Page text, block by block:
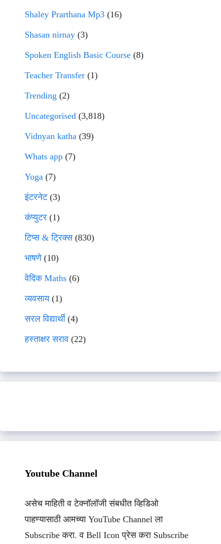
Shaley Prarthana Mp3 (16)
Shasan nirnay (3)
Spoken English Basic Course (8)
Teacher Transfer (1)
Trending (2)
Uncategorised (3,818)
Vidnyan katha (39)
Whats app (7)
Yoga (7)
इंटरनेट(3)
कंप्युटर (1)
टिप्स & ट्रिक्स(830)
भाषणे(10)
वेदिक Maths (6)
व्यवसाय(1)
सरल विद्यार्थी(4)
हस्ताक्षर सराव (22)
Youtube Channel
असेच माहिती व टेक्नॉलॉजी संबधीत व्हिडिओ
पाहण्यासाठी आमच्या YouTube Channel ला
Subscribe करा. व Bell Icon प्रेस करा Subscribe